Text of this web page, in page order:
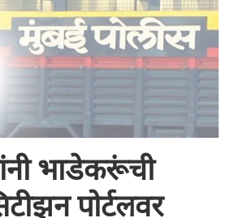
भाडेकरूंची
पोर्टलवर